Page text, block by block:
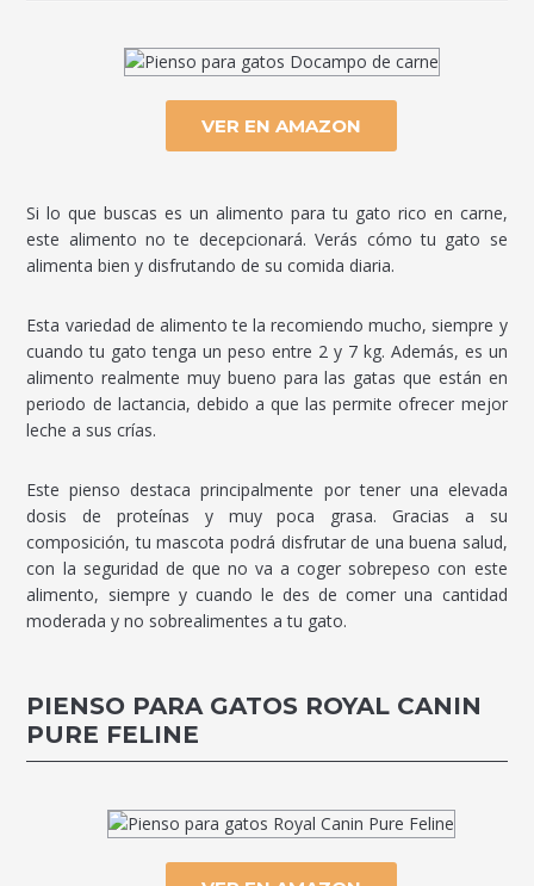
VER EN AMAZON
Si lo que buscas es un alimento para tu gato rico en carne,
este alimento no te decepcionará. Verás cómo tu gato se
alimenta bien y disfrutando de su comida diaria.
Esta variedad de alimento te la recomiendo mucho, siempre y
cuando tu gato tenga un peso entre 2 y 7 kg. Además, es un
alimento realmente muy bueno para las gatas que están en
periodo de lactancia, debido a que las permite ofrecer mejor
leche a sus crías.
Este pienso destaca principalmente por tener una elevada
dosis de proteínas y muy poca grasa. Gracias a su
composición, tu mascota podrá disfrutar de una buena salud,
con la seguridad de que no va a coger sobrepeso con este
alimento, siempre y cuando le des de comer una cantidad
moderada y no sobrealimentes a tu gato.
PIENSO PARA GATOS ROYAL CANIN
PURE FELINE